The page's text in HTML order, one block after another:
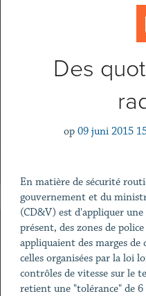
Des
op 09 juni 2015
En matière de sécurité
gouvernement et du
(CD&V) est d'appliquer
présent, des zones de
appliquaient des marges
celles organisées par la loi
contrôles de vitesse sur le
retient une "tolérance" de